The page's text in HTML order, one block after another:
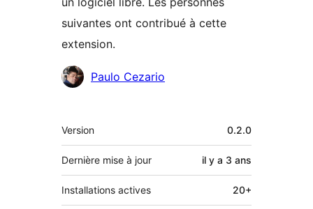
suivantes ont contribué à cette
extension.
Contributeurs
Paulo Cezario
Méta
Version 0.2.0
Dernière mise à jour il y a 3 ans
Installations actives 20+